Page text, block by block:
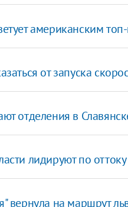
американским
от запуска
отделения в
лидируют по
вернула на маршрут